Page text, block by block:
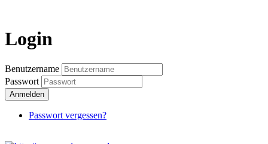
Login
Benutzername
Passwort
Anmelden
Passwort vergessen?